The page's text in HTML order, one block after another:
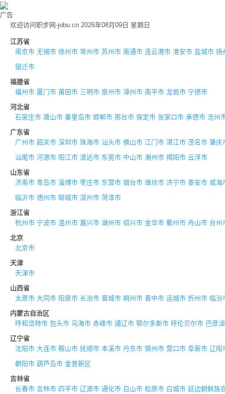
广告
欢迎访问职步网-jobu.cn 2026年08月09日 星期日
江苏省
南京市 无锡市 徐州市 常州市 苏州市 南通市 连云港市 淮安市 盐城市 扬
宿迁市
福建省
福州市 厦门市 莆田市 三明市 泉州市 漳州市 南平市 龙岩市 宁德市
河北省
石家庄市 唐山市 秦皇岛市 邯郸市 邢台市 保定市 张家口市 承德市 沧州
广东省
广州市 韶关市 深圳市 珠海市 汕头市 佛山市 江门市 湛江市 茂名市 肇庆
汕尾市 河源市 阳江市 清远市 东莞市 中山市 潮州市 揭阳市 云浮市
山东省
济南市 青岛市 淄博市 枣庄市 东营市 烟台市 潍坊市 济宁市 泰安市 威海
临沂市 德州市 聊城市 滨州市 菏泽市
浙江省
杭州市 宁波市 温州市 嘉兴市 湖州市 绍兴市 金华市 衢州市 舟山市 台州
北京
北京市
天津
天津市
山西省
太原市 大同市 阳泉市 长治市 晋城市 朔州市 晋中市 运城市 忻州市 临汾
内蒙古自治区
呼和浩特市 包头市 乌海市 赤峰市 通辽市 鄂尔多斯市 呼伦贝尔市 巴彦
辽宁省
沈阳市 大连市 鞍山市 抚顺市 本溪市 丹东市 锦州市 营口市 阜新市 辽阳
朝阳市 葫芦岛市 金普新区
吉林省
长春市 吉林市 四平市 辽源市 通化市 白山市 松原市 白城市 延边朝鲜族